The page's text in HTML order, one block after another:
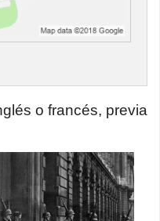
o francés, previa